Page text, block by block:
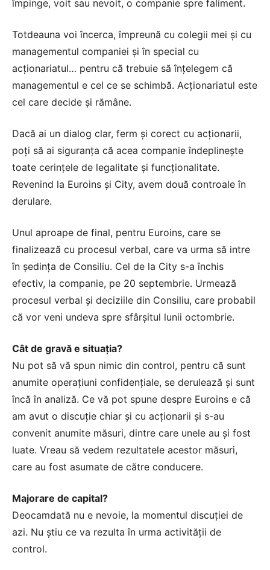
împinge, voit sau nevoit, o companie spre faliment.
Totdeauna voi încerca, împreună cu colegii mei şi cu
managementul companiei şi în special cu
acţionariatul… pentru că trebuie să înţelegem că
managementul e cel ce se schimbă. Acţionariatul este
cel care decide şi rămâne.
Dacă ai un dialog clar, ferm şi corect cu acţionarii,
poţi să ai siguranţa că acea companie îndeplineşte
toate cerinţele de legalitate şi funcţionalitate.
Revenind la Euroins şi City, avem două controale în
derulare.
Unul aproape de final, pentru Euroins, care se
finalizează cu procesul verbal, care va urma să intre
în şedinţa de Consiliu. Cel de la City s-a închis
efectiv, la companie, pe 20 septembrie. Urmează
procesul verbal şi deciziile din Consiliu, care probabil
că vor veni undeva spre sfârşitul lunii octombrie.
Cât de gravă e situaţia?
Nu pot să vă spun nimic din control, pentru că sunt
anumite operaţiuni confidenţiale, se derulează şi sunt
încă în analiză. Ce vă pot spune despre Euroins e că
am avut o discuţie chiar şi cu acţionarii şi s-au
convenit anumite măsuri, dintre care unele au şi fost
luate. Vreau să vedem rezultatele acestor măsuri,
care au fost asumate de către conducere.
Majorare de capital?
Deocamdată nu e nevoie, la momentul discuţiei de
azi. Nu ştiu ce va rezulta în urma activităţii de
control.